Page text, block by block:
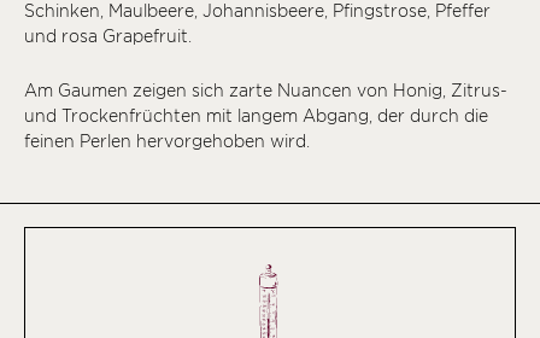
Schinken, Maulbeere, Johannisbeere, Pfingstrose, Pfeffer
und rosa Grapefruit.
Am Gaumen zeigen sich zarte Nuancen von Honig, Zitrus-
und Trockenfrüchten mit langem Abgang, der durch die
feinen Perlen hervorgehoben wird.